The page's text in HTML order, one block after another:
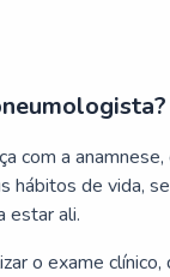
com a
hábitos de vida,
estar ali.
o exame